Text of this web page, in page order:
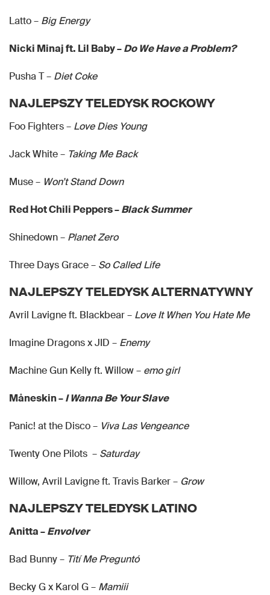
Latto – Big Energy
Nicki Minaj ft. Lil Baby –Do We Have a Problem?
Pusha T – Diet Coke
NAJLEPSZY TELEDYSK ROCKOWY
Foo Fighters – Love Dies Young
Jack White – Taking Me Back
Muse – Won’t Stand Down
Red Hot Chili Peppers –Black Summer
Shinedown – Planet Zero
Three Days Grace – So Called Life
NAJLEPSZY TELEDYSK ALTERNATYWNY
Avril Lavigne ft. Blackbear – Love It When You Hate Me
Imagine Dragons x JID – Enemy
Machine Gun Kelly ft. Willow – emo girl
Måneskin –I Wanna Be Your Slave
Panic! at the Disco – Viva Las Vengeance
Twenty One Pilots – Saturday
Willow, Avril Lavigne ft. Travis Barker – Grow
NAJLEPSZY TELEDYSK LATINO
Anitta –Envolver
Bad Bunny – Tití Me Preguntó
Becky G x Karol G – Mamiii